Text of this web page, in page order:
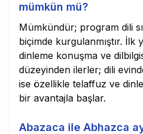
mümkün mü?
Mümkündür; program dili
biçimde kurgulanmıştır. İlk
dinleme konuşma ve
düzeyinden ilerler; dili
ise özellikle telaffuz ve
bir avantajla başlar.
Abazaca ile Abhazca